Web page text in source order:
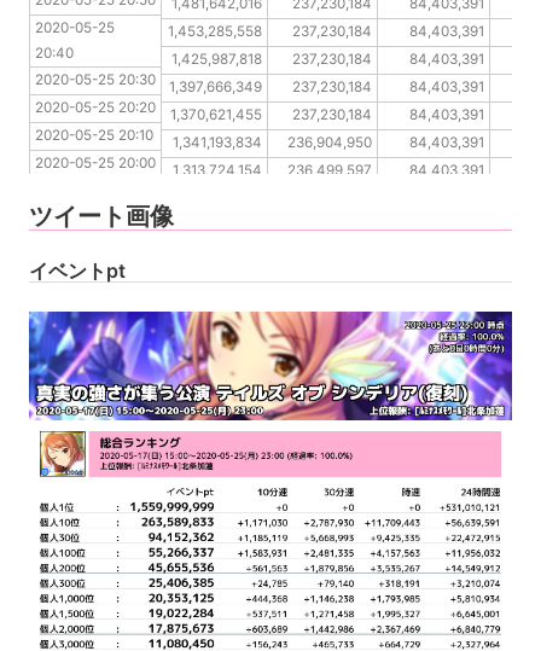
2020-05-25 20:40 1,481,642,016 237,230,184 84,403,391
2020-05-25 20:30
1,453,285,558 237,230,184 84,403,391
2020-05-25 20:20
1,425,987,818 237,230,184 84,403,391
2020-05-25 20:10
1,397,666,349 237,230,184 84,403,391
2020-05-25 20:00
1,370,621,455 237,230,184 84,403,391
2020-05-25 19:50
1,341,193,834 236,904,950 84,403,391
2020-05-25 19:40
1,313,724,154 236,499,597 84,403,391
2020-05-25
20:40
2020-05-25 20:30
2020-05-25 20:20
2020-05-25 20:10
2020-05-25 20:00
2020-05-25 19:40
ツイート画像
イベントpt